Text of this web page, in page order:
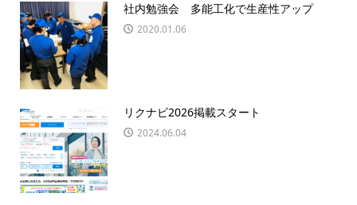
社内勉強会 多能工化で生産性アップ
2020.01.06
リクナビ2026掲載スタート
2024.06.04